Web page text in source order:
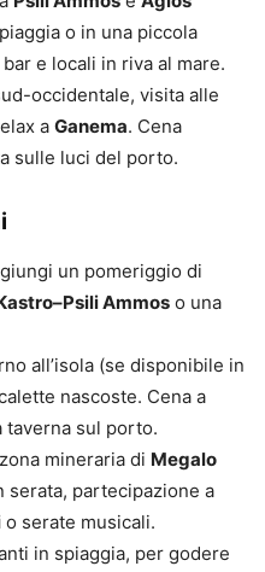
o in una piccola
e locali in riva al mare.
occidentale, visita alle
a Ganema. Cena
sulle luci del porto.
un pomeriggio di
Ammos o una
all’isola (se disponibile in
nascoste. Cena a
taverna sul porto.
mineraria di Megalo
serata, partecipazione a
o serate musicali.
in spiaggia, per godere